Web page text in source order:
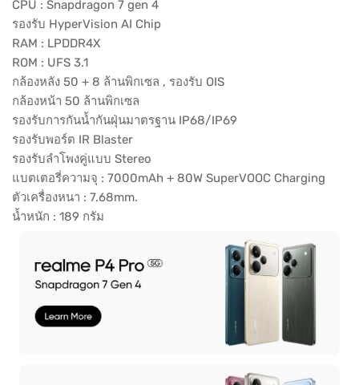
CPU : Snapdragon 7 gen 4
รองรับ HyperVision AI Chip
RAM : LPDDR4X
ROM : UFS 3.1
กล้องหลัง 50 + 8 ล้านพิกเซล , รองรับ OIS
กล้องหน้า 50 ล้านพิกเซล
รองรับการกันน้ำกันฝุ่นมาตรฐาน IP68/IP69
รองรับพอร์ต IR Blaster
รองรับลำโพงคู่แบบ Stereo
แบตเตอรี่ความจุ : 7000mAh + 80W SuperVOOC Charging
ตัวเครื่องหนา : 7.68mm.
น้ำหนัก : 189 กรัม